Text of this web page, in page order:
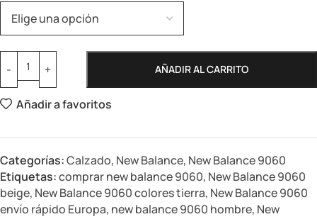
AÑADIR AL CARRITO
Añadir a favoritos
Categorías:Calzado, New Balance, New Balance 9060
Etiquetas:comprar new balance 9060, New Balance 9060
beige, New Balance 9060 colores tierra, New Balance 9060
envío rápido Europa, new balance 9060 hombre, New